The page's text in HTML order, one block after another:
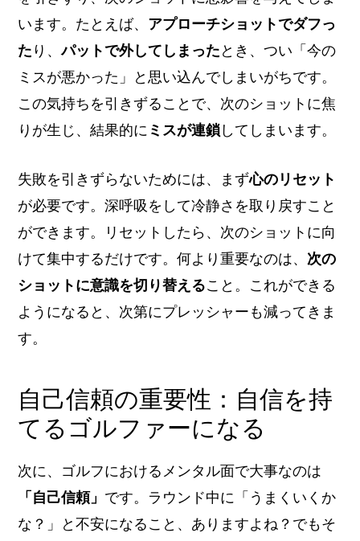
います。たとえば、 アプローチショットでダフっ
た り、パットで外してしまったとき、つい「今の
ミスが悪かった」と思い込んでしまいがちです。
この気持ちを引きずることで、次のショットに焦
りが生じ、結果的に ミスが連鎖してしまいます。
失敗を引きずらないためには、まず心のリセット
が必要です。深呼吸をして冷静さを取り戻すこと
ができます。リセットしたら、次のショットに向
けて集中するだけです。何より重要なのは、 次の
ショットに意識を切り替えること。これができる
ようになると、次第にプレッシャーも減ってきま
す。
自己信頼の重要性：自信を持
てるゴルファーになる
次に、ゴルフにおけるメンタル面で大事なのは
「自己信頼」 です。ラウンド中に「うまくいくか
な？」と不安になること、ありますよね？でもそ